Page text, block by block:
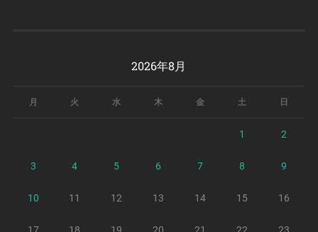
2026年8月
月 火 水 木 金 土 日
1 2
3 4 5 6 7 8 9
10 11 12 13 14 15 16
17 18 19 20 21 22 23